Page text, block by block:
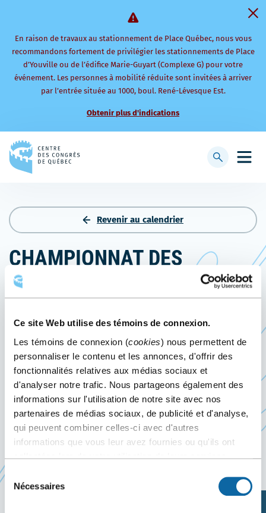
Ce site Web utilise des témoins de connexion.
Les témoins de connexion (cookies) nous permettent de
personnaliser le contenu et les annonces, d'offrir des
fonctionnalités relatives aux médias sociaux et
d'analyser notre trafic. Nous partageons également des
informations sur l'utilisation de notre site avec nos
partenaires de médias sociaux, de publicité et d'analyse,
qui peuvent combiner celles-ci avec d'autres
informations que vous leur avez fournies ou qu'ils ont
collectées lors de votre utilisation de leurs services.
Sélection
Nécessaires
En raison de travaux au stationnement de Place Québec, nous vous
recommandons fortement de privilégier les stationnements de Place
d’Youville ou de l’édifice Marie-Guyart (Complexe G) pour votre
événement. Les personnes à mobilité réduite sont invitées à arriver
par l’entrée située au 1000, boul. René-Lévesque Est.
Obtenir plus d'indications
à
Afficher
recherche
Revenir au calendrier
CHAMPIONNAT DES
ÉTOILES 2022
Événement passé
Le 7 mai 2022, le Centre des congrès de Québec
accueille leChampionnat des Étoiles 2022Ce
lien
s'ouvrira
fenêtre
,
présenté par Kick’s Cheer & Events.
Fondée en 2003, la compagnie Kick’s Cheer &
Events est le leader québécois en matière
d’organisation de compétitions de cheerleading.